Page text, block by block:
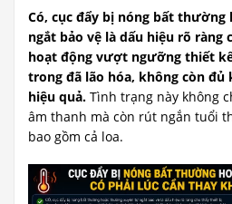
Có, cục đẩy bị nóng bất
ngắt bảo vệ là dấu hiệu rõ ràng
hoạt động vượt ngưỡng thiết
trong đã lão hóa, không còn
hiệu quả. Tình trạng này không
âm thanh mà còn rút ngắn tuổi
bao gồm cả loa.